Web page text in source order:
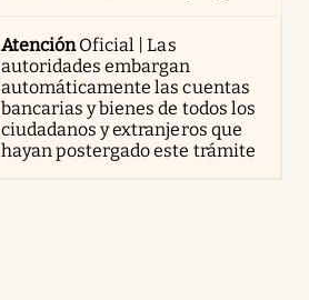
AtenciónOficial | Las
autoridades embargan
automáticamente las cuentas
bancarias y bienes de todos los
ciudadanos y extranjeros que
hayan postergado este trámite